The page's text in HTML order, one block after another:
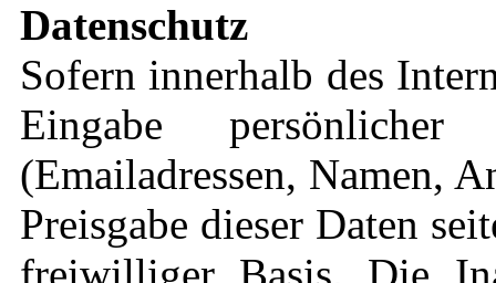
Datenschutz
Sofern innerhalb des
Eingabe
(Emailadressen, Namen,
Preisgabe dieser Daten